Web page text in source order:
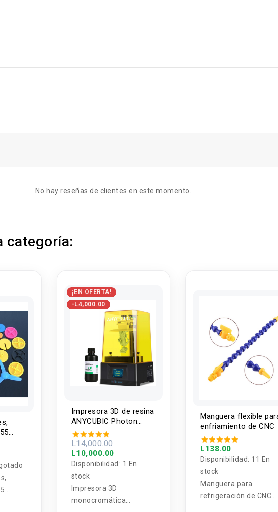
No hay reseñas de clientes en este momento.
categoría:
¡EN OFERTA!
-L4,000.00
Impresora 3D de resina
ANYCUBIC Photon
Mono 4K + 1 resina
L14,000.00
L10,000.00
Disponibilidad: 1 En
stock
Impresora 3D
monocromática
Manguera flexible
enfriamiento de CNC
L138.00
Disponibilidad: 11 En
stock
Manguera para
refrigeración de CNC